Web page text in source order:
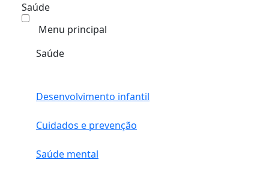
Saúde
Menu principal
Saúde
Desenvolvimento infantil
Cuidados e prevenção
Saúde mental